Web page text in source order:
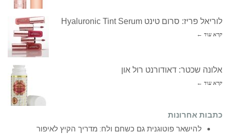
לוריאל פריז: סרום טינט Hyaluronic Tint Serum
קרא עוד ←
אלונה שכטר: דאודורנט רול און
קרא עוד ←
כתבות אחרונות
להישאר פוטוגנית גם כשחם ולח: מדריך הקיץ לאיפור